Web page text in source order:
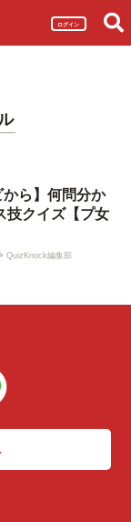
ログイン
から】何問分か
技クイズ【プ女
QuizKnock編集部